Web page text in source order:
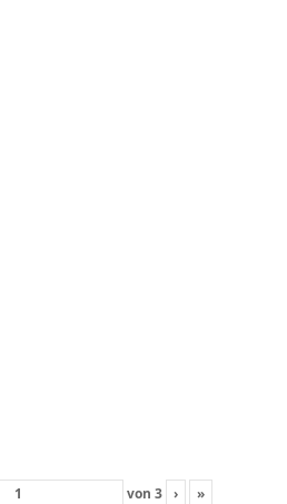
von 3 ›
»